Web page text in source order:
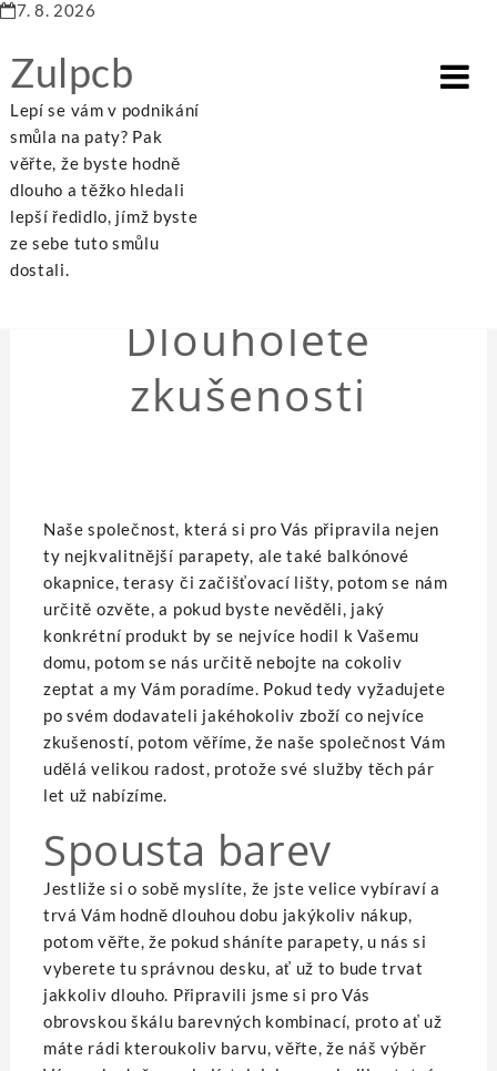
7. 8. 2026
Zulpcb
Lepí se vám v podnikání
smůla na paty? Pak
věřte, že byste hodně
dlouho a těžko hledali
lepší ředidlo, jímž byste
ze sebe tuto smůlu
dostali.
Home Dlouholeté zkušenosti
Dlouholeté
zkušenosti
Naše společnost, která si pro Vás připravila nejen
ty nejkvalitnější parapety, ale také balkónové
okapnice, terasy či začišťovací lišty, potom se nám
určitě ozvěte, a pokud byste nevěděli, jaký
konkrétní produkt by se nejvíce hodil k Vašemu
domu, potom se nás určitě nebojte na cokoliv
zeptat a my Vám poradíme. Pokud tedy vyžadujete
po svém dodavateli jakéhokoliv zboží co nejvíce
zkušeností, potom věříme, že naše společnost Vám
udělá velikou radost, protože své služby těch pár
let už nabízíme.
Spousta barev
Jestliže si o sobě myslíte, že jste velice vybíraví a
trvá Vám hodně dlouhou dobu jakýkoliv nákup,
potom věřte, že pokud sháníte parapety, u nás si
vyberete tu správnou desku, ať už to bude trvat
jakkoliv dlouho. Připravili jsme si pro Vás
obrovskou škálu barevných kombinací, proto ať už
máte rádi kteroukoliv barvu, věřte, že náš výběr